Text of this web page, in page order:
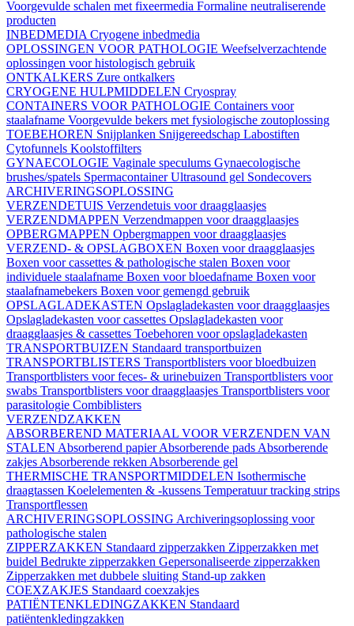
Voorgevulde schalen met fixeermedia Formaline neutraliserende
producten
INBEDMEDIA Cryogene inbedmedia
OPLOSSINGEN VOOR PATHOLOGIE Weefselverzachtende
oplossingen voor histologisch gebruik
ONTKALKERS Zure ontkalkers
CRYOGENE HULPMIDDELEN Cryospray
CONTAINERS VOOR PATHOLOGIE Containers voor
staalafname Voorgevulde bekers met fysiologische zoutoplossing
TOEBEHOREN Snijplanken Snijgereedschap Labostiften
Cytofunnels Koolstoffilters
GYNAECOLOGIE Vaginale speculums Gynaecologische
brushes/spatels SpermacontainerUltrasound gel Sondecovers
ARCHIVERINGSOPLOSSING
VERZENDETUIS Verzendetuis voor draagglaasjes
VERZENDMAPPEN Verzendmappen voor draagglaasjes
OPBERGMAPPEN Opbergmappen voor draagglaasjes
VERZEND- & OPSLAGBOXEN Boxen voor draagglaasjes
Boxen voor cassettes & pathologische stalen Boxen voor
individuele staalafname Boxen voor bloedafname Boxen voor
staalafnamebekers Boxen voor gemengd gebruik
OPSLAGLADEKASTEN Opslagladekasten voor draagglaasjes
Opslagladekasten voor cassettes Opslagladekasten voor
draagglaasjes & cassettes Toebehoren voor opslagladekasten
TRANSPORTBUIZEN Standaard transportbuizen
TRANSPORTBLISTERS Transportblisters voor bloedbuizen
Transportblisters voor feces- & urinebuizen Transportblisters voor
swabs Transportblisters voor draagglaasjes Transportblisters voor
parasitologie Combiblisters
VERZENDZAKKEN
ABSORBEREND MATERIAAL VOOR VERZENDEN VAN
STALEN Absorberend papierAbsorberende pads Absorberende
zakjes Absorberende rekken Absorberende gel
THERMISCHE TRANSPORTMIDDELEN Isothermische
draagtassen Koelelementen & -kussens Temperatuur tracking strips
Transportflessen
ARCHIVERINGSOPLOSSING Archiveringsoplossing voor
pathologische stalen
ZIPPERZAKKEN Standaard zipperzakken Zipperzakken met
buidel Bedrukte zipperzakken Gepersonaliseerde zipperzakken
Zipperzakken met dubbele sluiting Stand-up zakken
COEXZAKJES Standaard coexzakjes
PATIËNTENKLEDINGZAKKEN Standaard
patiëntenkledingzakken